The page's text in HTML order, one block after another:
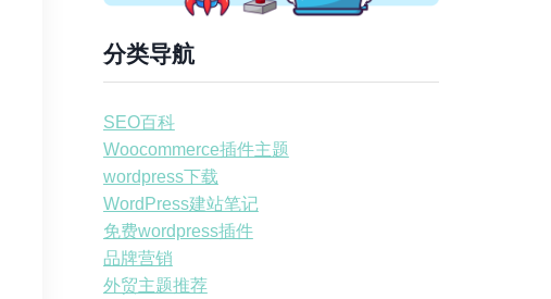
分类导航
SEO百科
Woocommerce插件主题
wordpress下载
WordPress建站笔记
免费wordpress插件
品牌营销
外贸主题推荐